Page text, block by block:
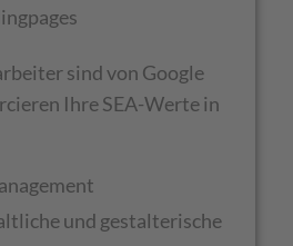
sind von Google
Ihre SEA-Werte in
und gestalterische